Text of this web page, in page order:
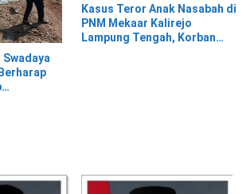
Kasus Teror Anak Nasabah di
PNM Mekaar Kalirejo
Lampung Tengah, Korban